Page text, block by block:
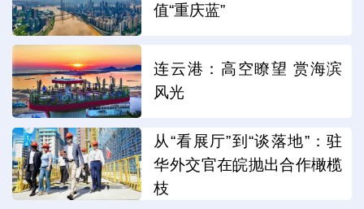
值“重庆蓝”
连云港：高空瞭望 赏海滨
风光
从“看展厅”到“谈落地”：驻
华外交官在皖抛出合作橄榄
枝